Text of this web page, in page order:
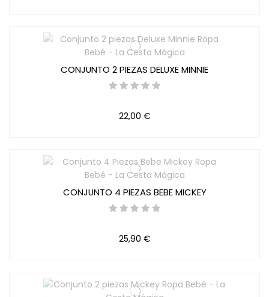
CONJUNTO 2 PIEZAS DELUXE MINNIE
22,00 €
CONJUNTO 4 PIEZAS BEBE MICKEY
25,90 €